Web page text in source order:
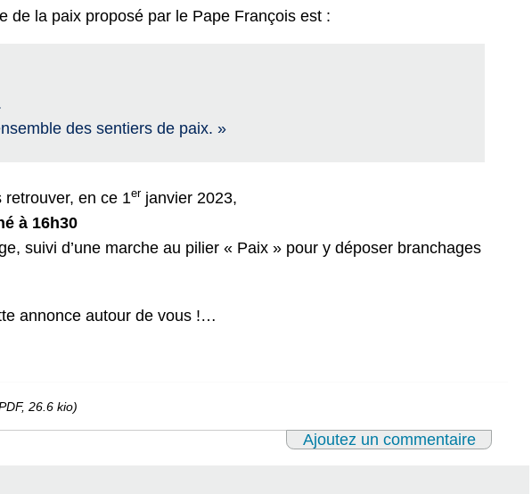
de la paix proposé par le Pape François est :
des sentiers de paix. »
en ce 1erjanvier 2023,
à 16h30
suivi d’une marche au pilier « Paix » pour y déposer branchages
annonce autour de vous !…
26.6 kio)
Ajoutez un commentaire